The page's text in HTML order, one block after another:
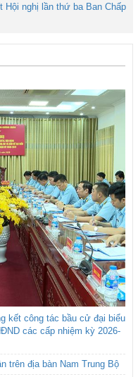
Hội nghị lần thứ ba Ban Chấp
kết công tác bầu cử đại biểu
các cấp nhiệm kỳ 2026-
trên địa bàn Nam Trung Bộ